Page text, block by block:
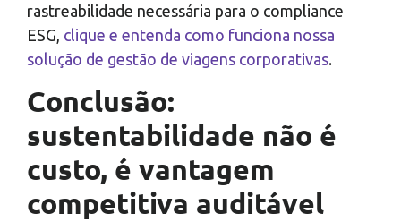
rastreabilidade necessária para o compliance
ESG, clique e entenda como funciona nossa
solução de gestão de viagens corporativas.
Conclusão:
sustentabilidade não é
custo, é vantagem
competitiva auditável